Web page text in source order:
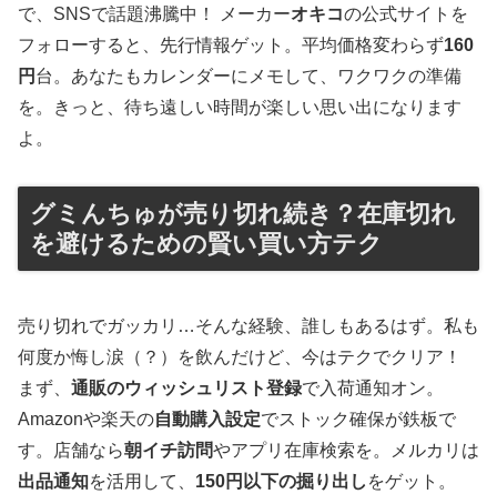
で、SNSで話題沸騰中！ メーカーオキコの公式サイトを
フォローすると、先行情報ゲット。平均価格変わらず160
円 台。あなたもカレンダーにメモして、ワクワクの準備
を。きっと、待ち遠しい時間が楽しい思い出になります
よ。
グミんちゅが売り切れ続き？在庫切れ
を避けるための賢い買い方テク
売り切れでガッカリ…そんな経験、誰しもあるはず。私も
何度か悔し涙（？）を飲んだけど、今はテクでクリア！
まず、 通販のウィッシュリスト登録で入荷通知オン。
Amazonや楽天の自動購入設定でストック確保が鉄板で
す。店舗なら朝イチ訪問やアプリ在庫検索を。メルカリは
出品通知を活用して、 150円以下の掘り出し をゲット。